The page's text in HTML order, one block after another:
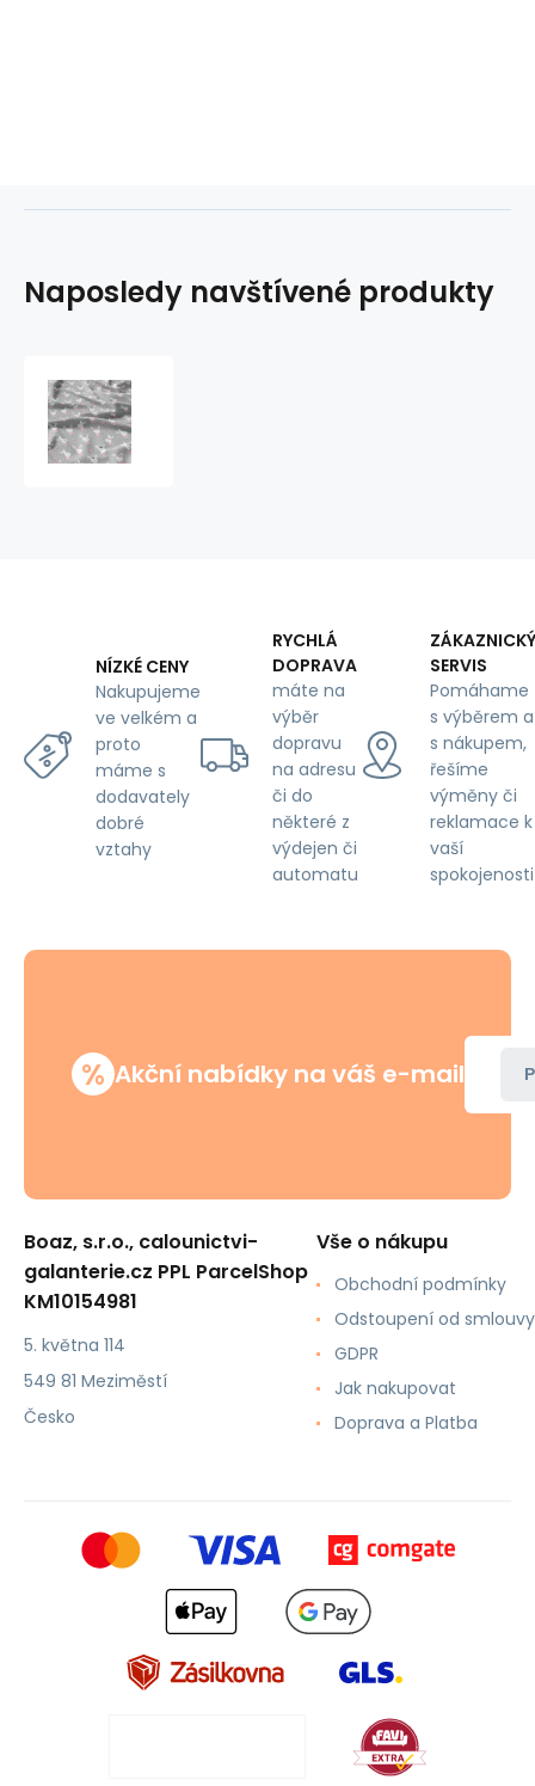
Naposledy navštívené produkty
NÍZKÉ CENY
Nakupujeme
ve velkém a
proto
máme s
dodavately
dobré
vztahy
RYCHLÁ
DOPRAVA
máte na
výběr
dopravu
na adresu
či do
některé z
výdejen či
automatu
ZÁKAZNICKÝ
SERVIS
Pomáhame
s výběrem a
s nákupem,
řešíme
výměny či
reklamace k
vaší
spokojenosti
% Akční nabídky na váš e-mail
Boaz, s.r.o., calounictvi-
galanterie.cz PPL ParcelShop
KM10154981
5. května 114
549 81 Meziměstí
Česko
Vše o nákupu
Obchodní podmínky
Odstoupení od smlouvy
GDPR
Jak nakupovat
Doprava a Platba